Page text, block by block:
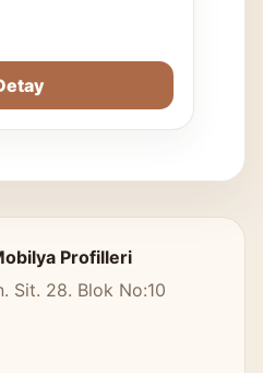
Profilleri
Sit. 28. Blok No:10